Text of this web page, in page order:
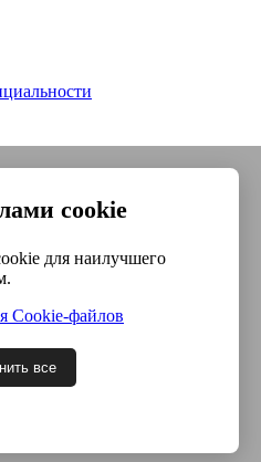
cookie
для наилучшего
Сookie-файлов
все
2026